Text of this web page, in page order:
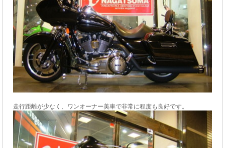
走行距離が少なく、ワンオーナー美車で非常に程度も良好です。